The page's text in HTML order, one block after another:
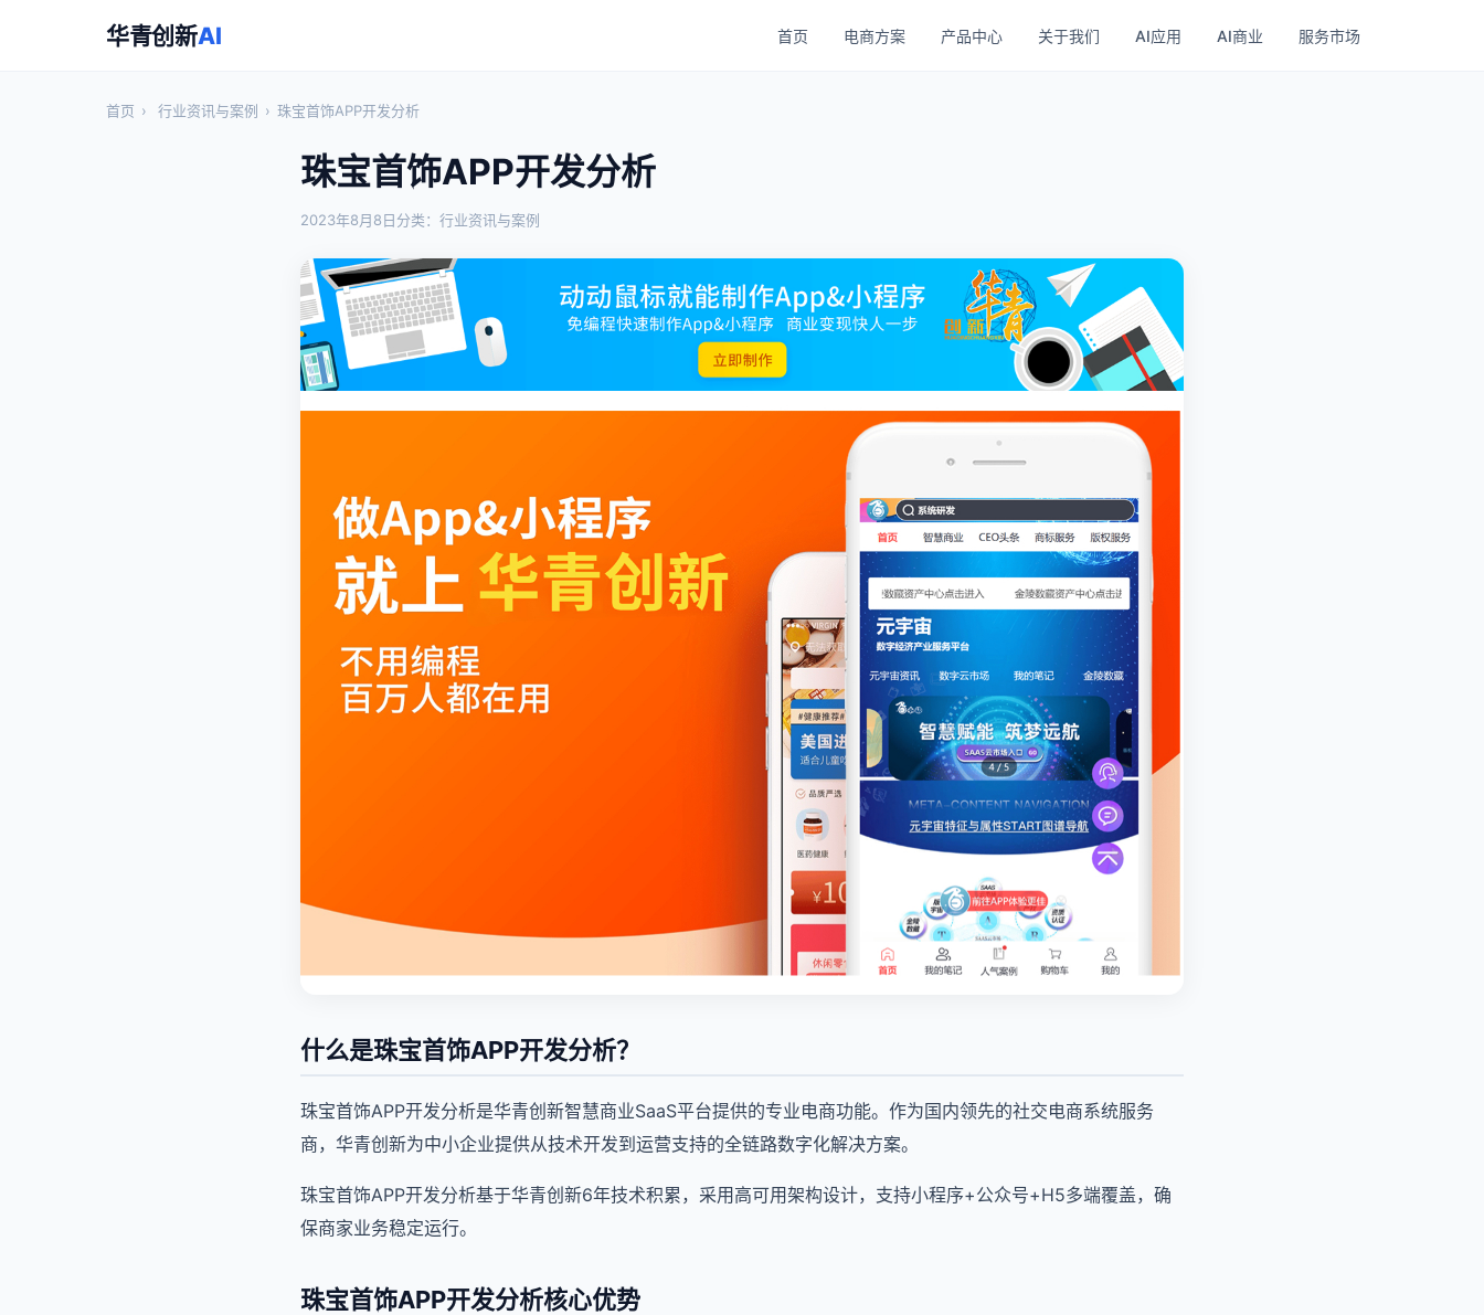
华青创新AI 首页 电商方案 产品中心 关于我们 AI应用 AI商业 服务市场
首页 › 行业资讯与案例 › 珠宝首饰APP开发分析
珠宝首饰APP开发分析
2023年8月8日分类：行业资讯与案例
什么是珠宝首饰APP开发分析？
珠宝首饰APP开发分析是华青创新智慧商业SaaS平台提供的专业电商功能。作为国内领先的社交电商系统服务
商，华青创新为中小企业提供从技术开发到运营支持的全链路数字化解决方案。
珠宝首饰APP开发分析基于华青创新6年技术积累，采用高可用架构设计，支持小程序+公众号+H5多端覆盖，确
保商家业务稳定运行。
珠宝首饰APP开发分析核心优势